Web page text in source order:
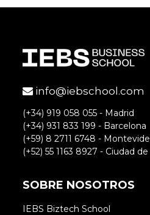
info@iebschool.com
(+34) 919 058 055 - Madrid
(+34) 931 833 199 - Barcelona
(+59) 8 2711 6748 -
(+52) 55 1163 8927 - Ciudad
SOBRE NOSOTROS
IEBS Biztech School